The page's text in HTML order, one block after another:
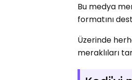
Bu medya
formatını
Üzerinde
meraklıları